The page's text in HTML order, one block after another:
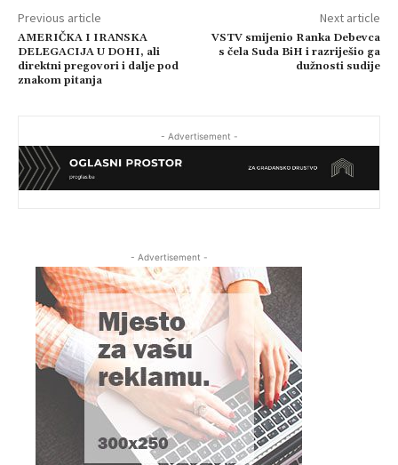
Previous article
AMERIČKA I IRANSKA
DELEGACIJA U DOHI, ali
direktni pregovori i dalje pod
znakom pitanja
Next article
VSTV smijenio Ranka Debevca
s čela Suda BiH i razriješio ga
dužnosti sudije
- Advertisement -
- Advertisement -